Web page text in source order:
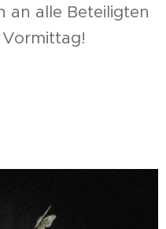
an alle Beteiligten